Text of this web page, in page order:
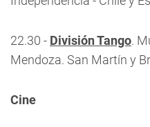
22.30 - División Tango.
Mendoza. San Martín y
Cine